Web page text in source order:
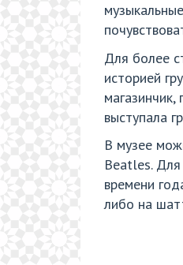
Для более
историей
выступала
В музее
Beatles. Для
времени
либо на